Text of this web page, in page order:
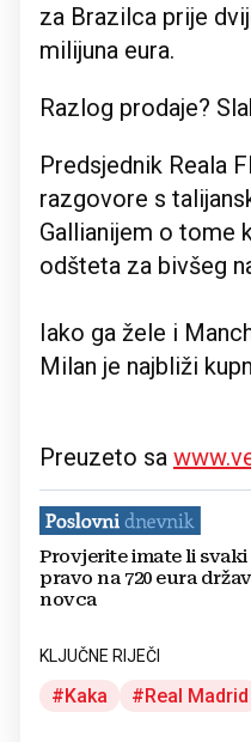
za Brazilca prije
milijuna eura.
Razlog prodaje?
Predsjednik Reala
razgovore s
Gallianijem o tome
odšteta za bivšeg
Iako ga žele i
Milan je najbliži
Preuzeto sa
Provjerite imate li svaki
pravo na 720 eura
novca
KLJUČNE RIJEČI
Kaka Real Madrid